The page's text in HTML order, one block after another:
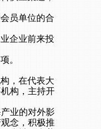
员单位的合
企业前来投
。
，在代表大
构，主持开
业的对外影
念，积极推